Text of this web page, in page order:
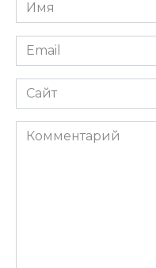
*
Email
*
Сайт
Комментарий